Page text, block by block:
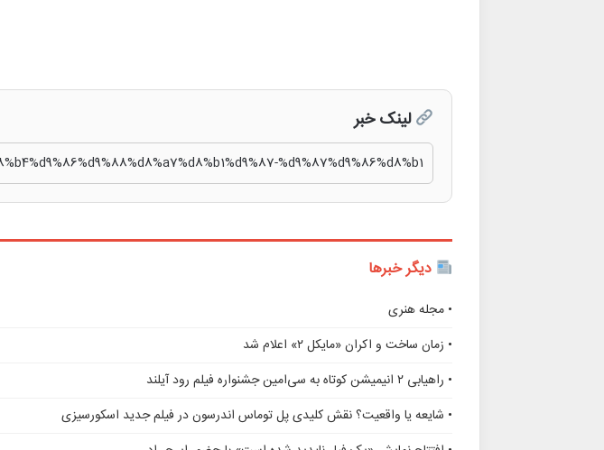
لینک خبر
دیگر خبرها
• مجله هنری
• زمان ساخت و اکران «مایکل ۲» اعلام شد
• راهیابی ۲ انیمیشن کوتاه به سی‌امین جشنواره فیلم رود آیلند
• شایعه یا واقعیت؟ نقش کلیدی پل توماس اندرسون در فیلم جدید اسکورسیزی